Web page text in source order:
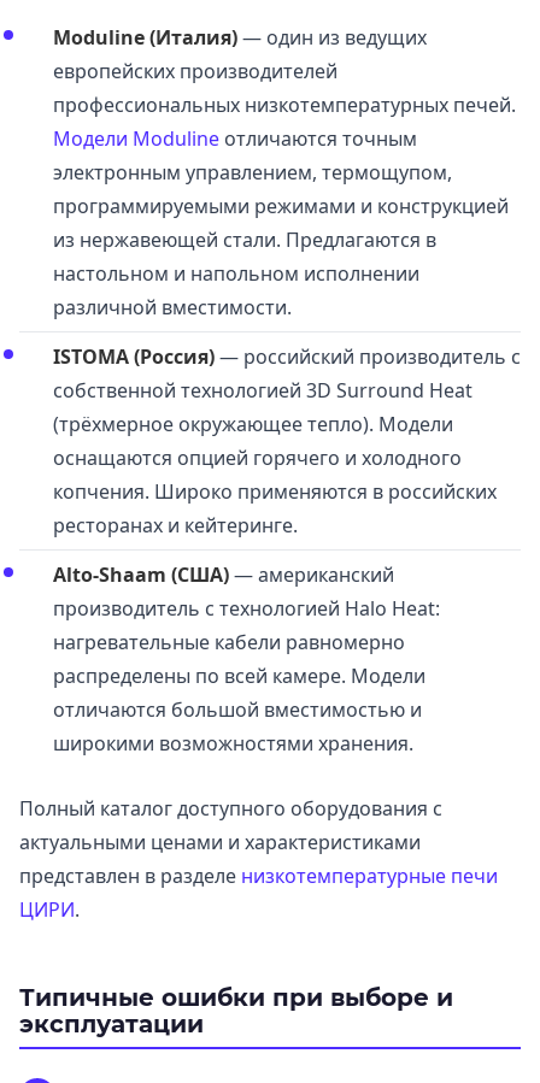
Moduline (Италия)— один из ведущих
европейских производителей
профессиональных низкотемпературных печей.
Модели Moduline отличаются точным
электронным управлением, термощупом,
программируемыми режимами и конструкцией
из нержавеющей стали. Предлагаются в
настольном и напольном исполнении
различной вместимости.
ISTOMA (Россия)— российский производитель с
собственной технологией 3D Surround Heat
(трёхмерное окружающее тепло). Модели
оснащаются опцией горячего и холодного
копчения. Широко применяются в российских
ресторанах и кейтеринге.
Alto-Shaam (США)— американский
производитель с технологией Halo Heat:
нагревательные кабели равномерно
распределены по всей камере. Модели
отличаются большой вместимостью и
широкими возможностями хранения.
Полный каталог доступного оборудования с
актуальными ценами и характеристиками
представлен в разделе низкотемпературные печи
ЦИРИ.
Типичные ошибки при выборе и
эксплуатации